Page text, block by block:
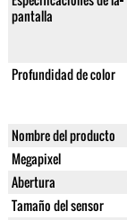
pantalla
Profundidad de color
Nombre del producto
Megapixel
Abertura
Tamaño del sensor